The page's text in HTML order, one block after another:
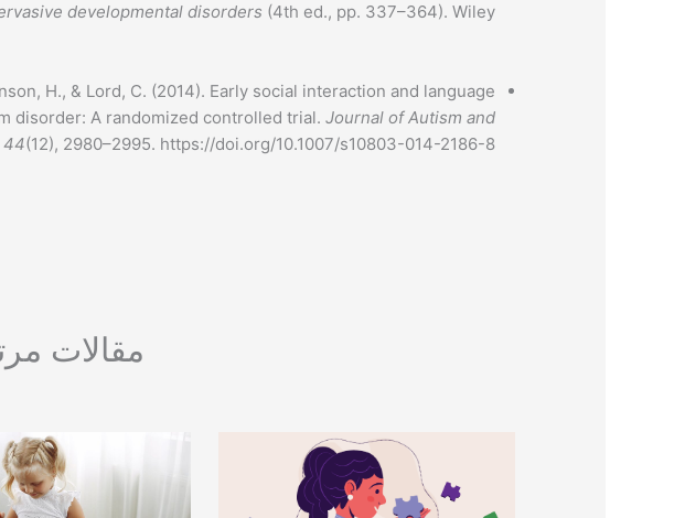
developmental disorders (4th ed., pp. 337–364). Wiley.
H., & Lord, C. (2014). Early social interaction and language
disorder: A randomized controlled trial. Journal of Autism and
44(12), 2980–2995. https://doi.org/10.1007/s10803-014-2186-8
مقالات